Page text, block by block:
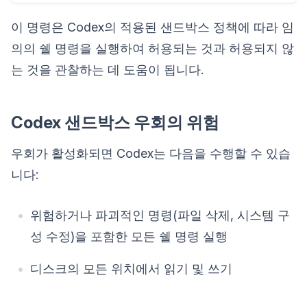
이 명령은 Codex의 적용된 샌드박스 정책에 따라 임
의의 쉘 명령을 실행하여 허용되는 것과 허용되지 않
는 것을 관찰하는 데 도움이 됩니다.
Codex 샌드박스 우회의 위험
우회가 활성화되면 Codex는 다음을 수행할 수 있습
니다:
위험하거나 파괴적인 명령(파일 삭제, 시스템 구
성 수정)을 포함한 모든 쉘 명령 실행
디스크의 모든 위치에서 읽기 및 쓰기